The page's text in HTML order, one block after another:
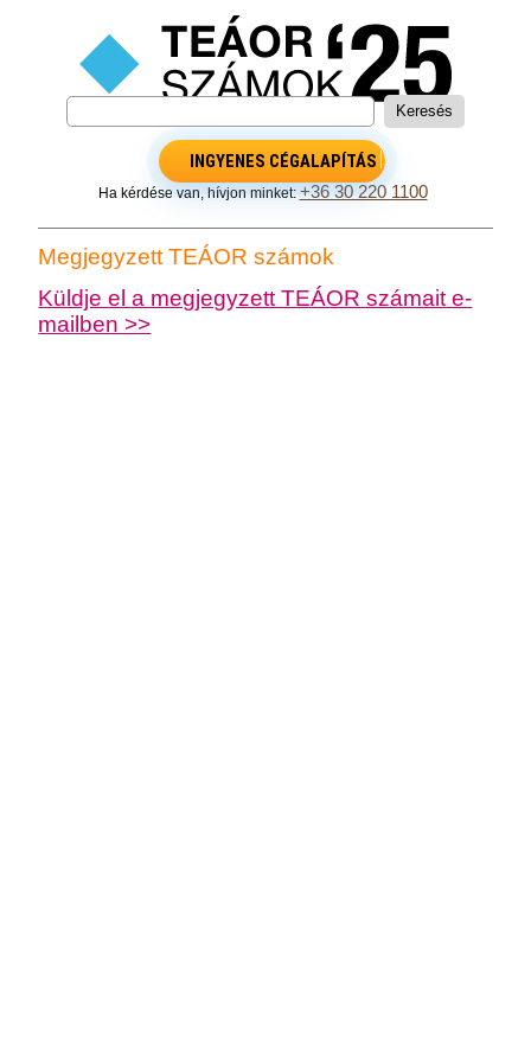
INGYENES CÉGALAPÍTÁS
Ha kérdése van, hívjon minket:+36 30 220 1100
Megjegyzett TEÁOR számok
Küldje el a megjegyzett TEÁOR számait e-
mailben >>